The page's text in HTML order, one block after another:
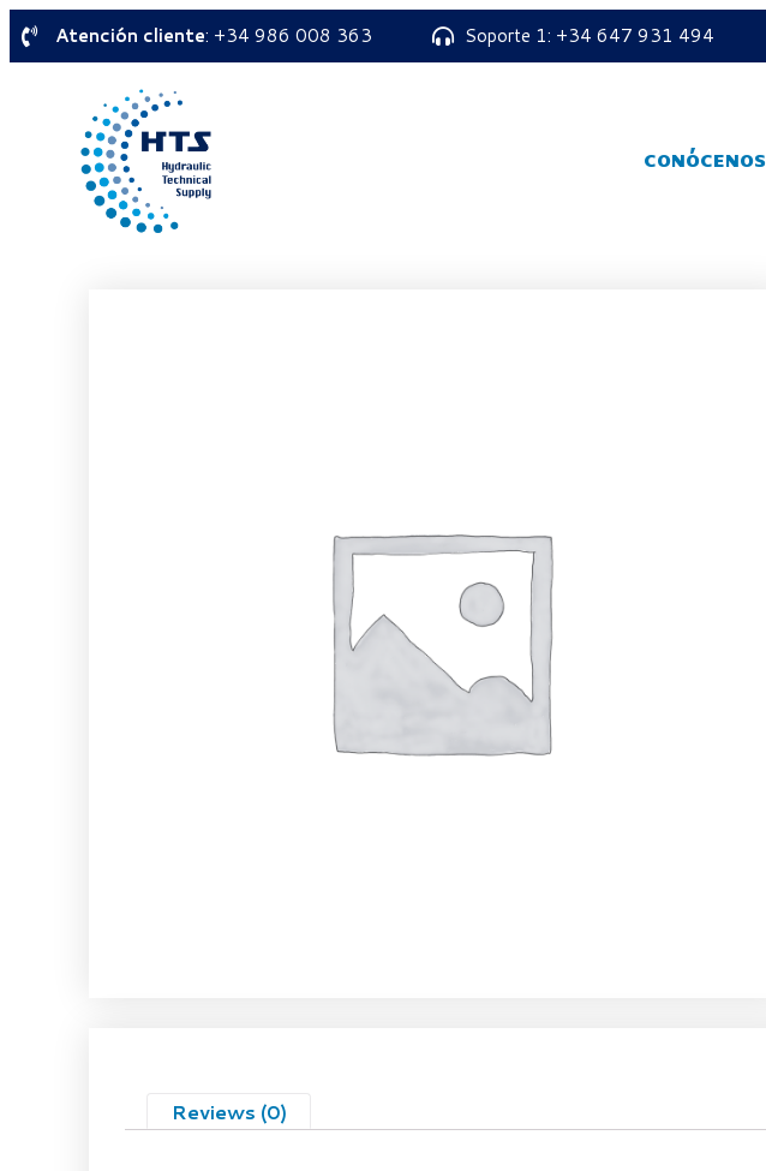
Atención cliente: +34 986 008 363 Soporte 1: +34 647 931 494
CONÓCENOS
Reviews (0)